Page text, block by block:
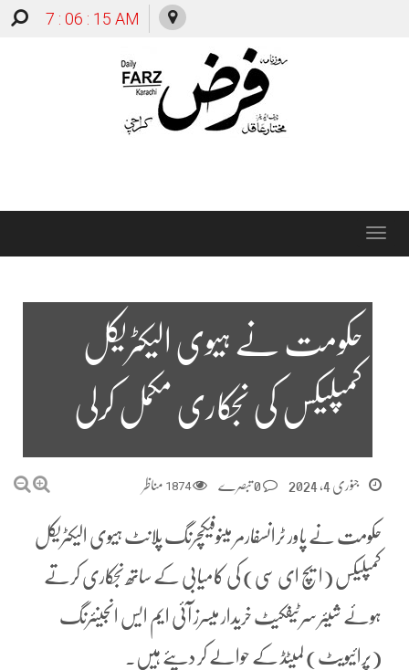
7 : 06 : 16 AM
Toggle
حکومت نے ہیوی الیکٹریکل
کمپلیکس کی نجکاری مکمل کرلی
جنوری 4, 2024 1874 مناظر
حکومت نے پاور ٹرانسفارمر مینوفیکچرنگ پلانٹ ہیوی الیکٹریکل
کمپلیکس (ایچ ای سی) کی کامیابی کے ساتھ نجکاری کرتے
ہوئے شیئر سرٹیفکیٹ خریدار میسرز آئی ایم ایس انجینئرنگ
(پرائیویٹ) لمیٹڈ کے حوالے کر دیئے ہیں۔